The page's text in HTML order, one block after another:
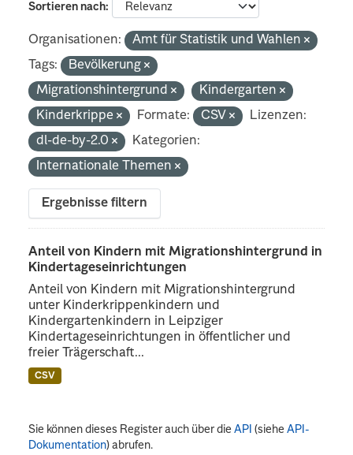
Sortieren nach
Organisationen:
Amt für Statistik und Wahlen
Tags:
Bevölkerung
Migrationshintergrund
Kindergarten
Kinderkrippe
Formate: CSV
Lizenzen:
dl-de-by-2.0
Kategorien:
Internationale Themen
Ergebnisse filtern
Anteil von Kindern mit Migrationshintergrund in
Kindertageseinrichtungen
Anteil von Kindern mit Migrationshintergrund
unter Kinderkrippenkindern und
Kindergartenkindern in Leipziger
Kindertageseinrichtungen in öffentlicher und
freier Trägerschaft...
CSV
Sie können dieses Register auch über dieAPI (sieheAPI-
Dokumentation) abrufen.